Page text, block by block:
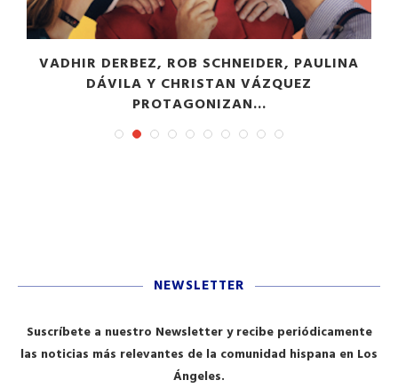
VADHIR DERBEZ, ROB SCHNEIDER, PAULINA
DÁVILA Y CHRISTAN VÁZQUEZ
PROTAGONIZAN...
NEWSLETTER
Suscríbete a nuestro Newsletter y recibe periódicamente
las noticias más relevantes de la comunidad hispana en Los
Ángeles.